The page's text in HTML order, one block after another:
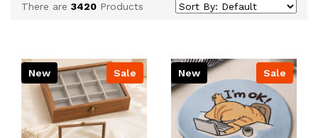
There are 3420 Products
Sale
New Sale
New